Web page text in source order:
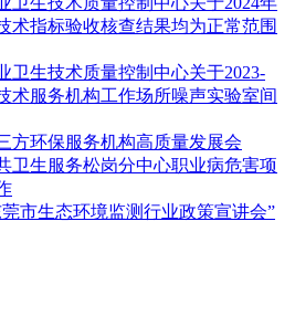
术指标验收核查结果均为正常范围
卫生技术质量控制中心关于2023-
术服务机构工作场所噪声实验室间
方环保服务机构高质量发展会
卫生服务松岗分中心职业病危害项
市生态环境监测行业政策宣讲会”